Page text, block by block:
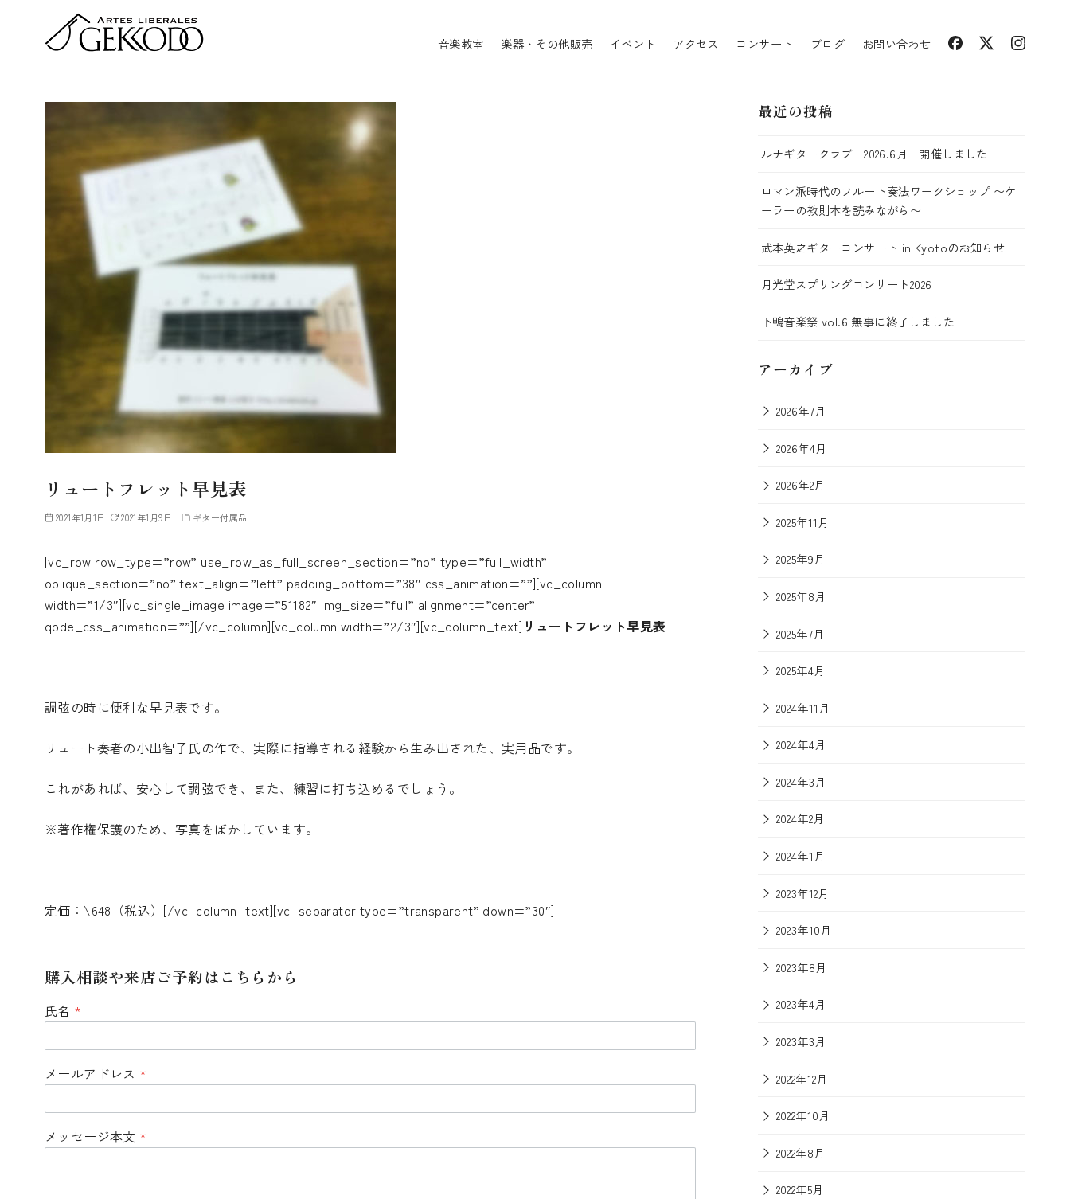
音楽教室 楽器・その他販売 イベント アクセス コンサート ブログ お問い合わせ
リュートフレット早見表
2021年1月1日 2021年1月9日 ギター付属品
[vc_row row_type=”row” use_row_as_full_screen_section=”no” type=”full_width”
oblique_section=”no” text_align=”left” padding_bottom=”38″ css_animation=””][vc_column
width=”1/3″][vc_single_image image=”51182″ img_size=”full” alignment=”center”
qode_css_animation=””][/vc_column][vc_column width=”2/3″][vc_column_text] リュートフレット早見表
調弦の時に便利な早見表です。
リュート奏者の小出智子氏の作で、実際に指導される経験から生み出された、実用品です。
これがあれば、安心して調弦でき、また、練習に打ち込めるでしょう。
※著作権保護のため、写真をぼかしています。
定価：\648（税込）[/vc_column_text][vc_separator type=”transparent” down=”30″]
購入相談や来店ご予約はこちらから
氏名 *
メールアドレス *
メッセージ本文 *
最近の投稿
ルナギタークラブ 2026.6月 開催しました
ロマン派時代のフルート奏法ワークショップ 〜ケ
ーラーの教則本を読みながら〜
武本英之ギターコンサート in Kyotoのお知らせ
月光堂スプリングコンサート2026
下鴨音楽祭 vol.6 無事に終了しました
アーカイブ
2026年7月
2026年4月
2026年2月
2025年11月
2025年9月
2025年8月
2025年7月
2025年4月
2024年11月
2024年4月
2024年3月
2024年2月
2024年1月
2023年12月
2023年10月
2023年8月
2023年4月
2023年3月
2022年12月
2022年10月
2022年8月
2022年5月